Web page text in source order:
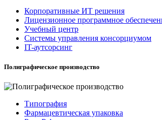
Корпоративные ИТ решения
Лицензионное программное
Учебный центр
Системы управления консорциумом
IT-аутсорсинг
Полиграфическое производство
Типография
Фармацевтическая упаковка